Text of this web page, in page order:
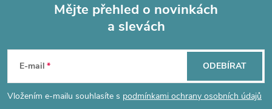
a
í
p
Mějte přehled o novinkách
a slevách
E-mail
Vložením e-mailu souhlasíte s podmínkami ochrany osobních údajů
ODEBÍRAT